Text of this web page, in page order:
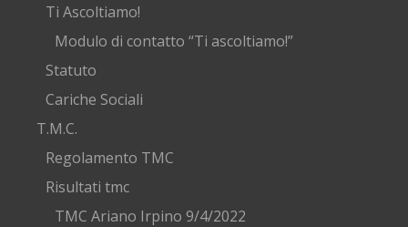
Ti Ascoltiamo!
Modulo di contatto “Ti ascoltiamo!”
Statuto
Cariche Sociali
T.M.C.
Regolamento TMC
Risultati tmc
TMC Ariano Irpino 9/4/2022